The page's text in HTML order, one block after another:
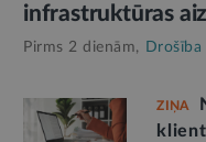
infrastruktūras
Pirms 2 dienām, Drošība
ZIŅA